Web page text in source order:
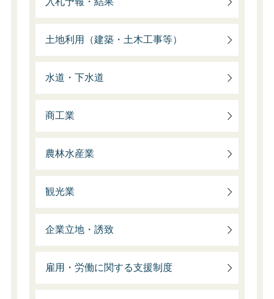
土地利用（建築・土木工事等）
水道・下水道
商工業
農林水産業
観光業
企業立地・誘致
雇用・労働に関する支援制度